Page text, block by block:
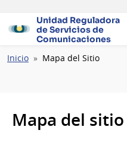
Unidad Reguladora
de Servicios de
Comunicaciones
Ruta
Inicio Mapa del Sitio
Mapa del sitio